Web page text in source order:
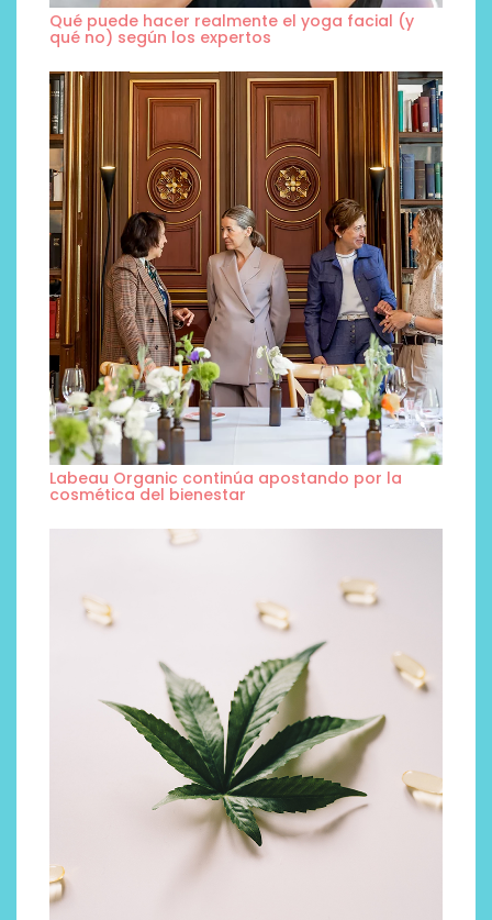
Qué puede hacer realmente el yoga facial (y
qué no) según los expertos
Labeau Organic continúa apostando por la
cosmética del bienestar